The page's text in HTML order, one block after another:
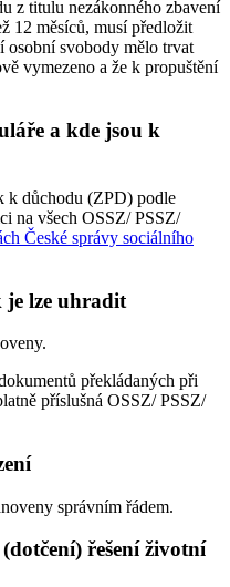
z titulu nezákonného zbavení
12 měsíců, musí předložit
osobní svobody mělo trvat
vymezeno a že k propuštění
a kde jsou k
k důchodu (ZPD) podle
na všech OSSZ/ PSSZ/
České správy sociálního
je lze uhradit
překládaných při
příslušná OSSZ/ PSSZ/
správním řádem.
řešení životní